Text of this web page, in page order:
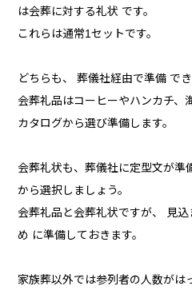
は会葬に対する礼状 です。
これらは通常1セットです。
どちらも、 葬儀社経由で準備 でき
会葬礼品はコーヒーやハンカチ、
カタログから選び準備します。
会葬礼状も、葬儀社に定型文が準
から選択しましょう。
会葬礼品と会葬礼状ですが、 見
め に準備しておきます。
家族葬以外では参列者の人数がは